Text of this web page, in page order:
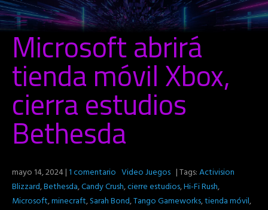
Microsoft abrirá
tienda móvil Xbox,
cierra estudios
Bethesda
mayo 14, 2024|1 comentario Video Juegos | Tags:Activision
Blizzard,Bethesda,Candy Crush,cierre estudios,Hi-Fi Rush,
Microsoft,minecraft,Sarah Bond,Tango Gameworks,tienda móvil,